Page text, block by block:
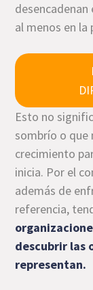
al menos en
Esto no
sombrío o que
crecimiento
inicia. Por el
además de
referencia,
descubrir las
representan.